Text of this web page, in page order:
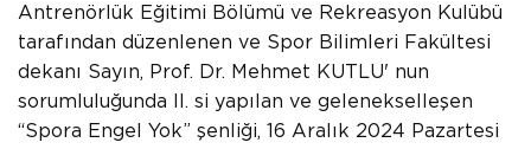
Antrenörlük Eğitimi Bölümü ve Rekreasyon Kulübü
tarafından düzenlenen ve Spor Bilimleri Fakültesi
dekanı Sayın, Prof. Dr. Mehmet KUTLU' nun
sorumluluğunda II. si yapılan ve gelenekselleşen
“Spora Engel Yok” şenliği, 16 Aralık 2024 Pazartesi